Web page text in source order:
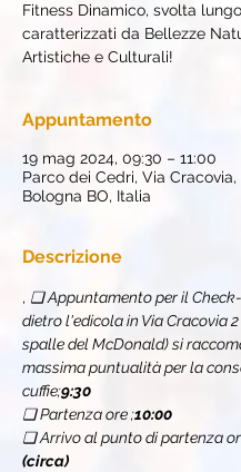
Fitness Dinamico, svolta
caratterizzati da Bellezze
Artistiche e Culturali!
Appuntamento
19 mag 2024, 09:30 – 11:00
Parco dei Cedri, Via Cracovia,
Bologna BO, Italia
Descrizione
, ❏ Appuntamento per il
dietro l'edicola in Via Cracovia
spalle del McDonald) si
massima puntualità per la
cuffie;9:30
❏ Partenza ore ;10:00
❏ Arrivo al punto di partenza
(circa)